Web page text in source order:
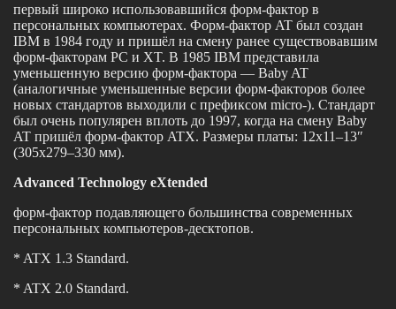
первый широко использовавшийся форм-фактор в
персональных компьютерах. Форм-фактор AT был создан
IBM в 1984 году и пришёл на смену ранее существовавшим
форм-факторам PC и XT. В 1985 IBM представила
уменьшенную версию форм-фактора — Baby AT
(аналогичные уменьшенные версии форм-факторов более
новых стандартов выходили с префиксом micro-). Стандарт
был очень популярен вплоть до 1997, когда на смену Baby
AT пришёл форм-фактор ATX. Размеры платы: 12х11–13″
(305х279–330 мм).
Advanced Technology eXtended
форм-фактор подавляющего большинства современных
персональных компьютеров-десктопов.
* ATX 1.3 Standard.
* ATX 2.0 Standard.